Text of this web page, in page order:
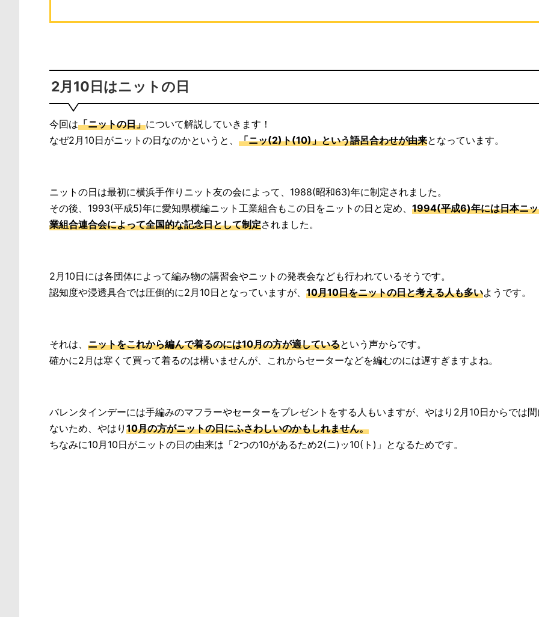
2月10日はニットの日
今回は「ニットの日」について解説していきます！
なぜ2月10日がニットの日なのかというと、 「ニッ(2)ト(10)」という語呂合わせが由来となっています。
ニットの日は最初に横浜手作りニット友の会によって、1988(昭和63)年に制定されました。
その後、1993(平成5)年に愛知県横編ニット工業組合もこの日をニットの日と定め、 1994(平成6)年には日本ニ
業組合連合会によって全国的な記念日として制定されました。
2月10日には各団体によって編み物の講習会やニットの発表会なども行われているそうです。
認知度や浸透具合では圧倒的に2月10日となっていますが、 10月10日をニットの日と考える人も多いようです。
それは、 ニットをこれから編んで着るのには10月の方が適しているという声からです。
確かに2月は寒くて買って着るのは構いませんが、これからセーターなどを編むのには遅すぎますよね。
バレンタインデーには手編みのマフラーやセーターをプレゼントをする人もいますが、やはり2月10日からでは
ないため、やはり 10月の方がニットの日にふさわしいのかもしれません。
ちなみに10月10日がニットの日の由来は「2つの10があるため2(ニ)ッ10(ト)」となるためです。